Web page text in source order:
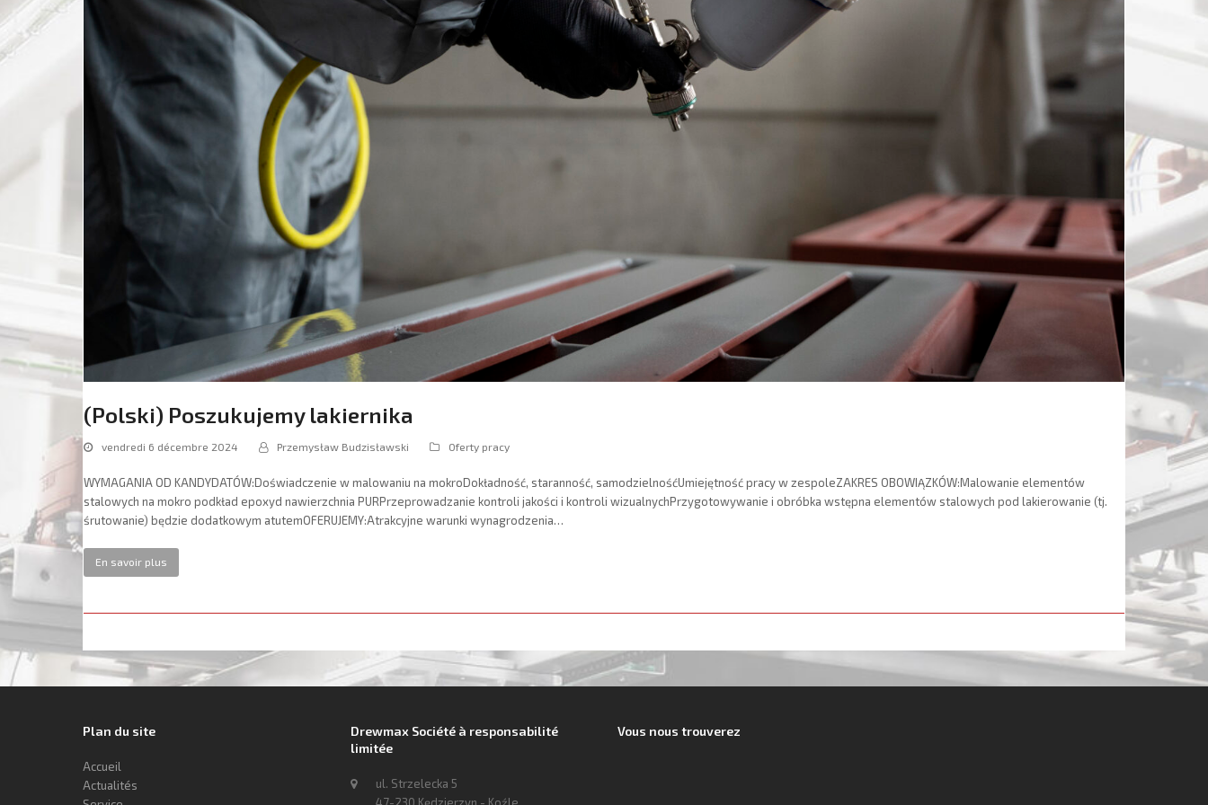
(Polski) Poszukujemy lakiernika
vendredi 6 décembre 2024 Przemysław Budzisławski Oferty pracy
WYMAGANIA OD KANDYDATÓW:Doświadczenie w malowaniu na mokroDokładność, staranność, samodzielnośćUmiejętność pracy w zespoleZAKRES OBOWIĄZKÓW:Malowanie elementów
stalowych na mokro podkład epoxyd nawierzchnia PURPrzeprowadzanie kontroli jakości i kontroli wizualnychPrzygotowywanie i obróbka wstępna elementów stalowych pod lakierowanie (tj.
śrutowanie) będzie dodatkowym atutemOFERUJEMY:Atrakcyjne warunki wynagrodzenia…
En savoir plus
Plan du site
Accueil
Actualités
Drewmax Société à responsabilité
limitée
ul. Strzelecka 5
Vous nous trouverez